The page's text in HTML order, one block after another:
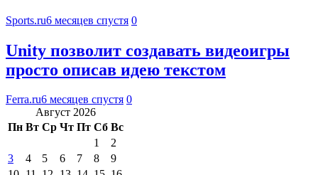
Sports.ru6 месяцев спустя 0
Unity позволит создавать видеоигры
просто описав идею текстом
Ferra.ru6 месяцев спустя 0
Август 2026
Пн Вт Ср Чт Пт Сб Вс
1
2
3
4 5 6 7 8
9